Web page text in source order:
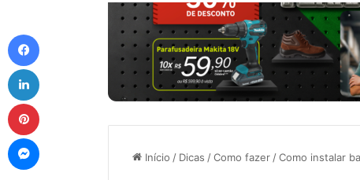
Início / Dicas /Como fazer /Como instalar